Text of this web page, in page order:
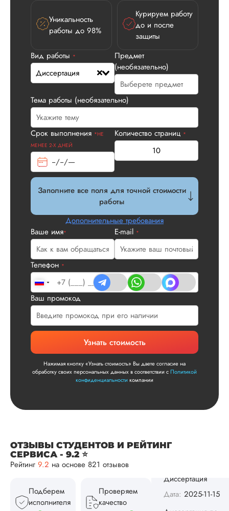
Уникальность
работы до 98%
Курируем работу
до и после
защиты
Вид работы *
Диссертация
Предмет
(необязательно)
Тема работы (необязательно)
Срок выполнения *НЕ
МЕНЕЕ 2-Х ДНЕЙ
Количество страниц *
Заполните все поля для точной стоимости
работы
Дополнительные требования
Ваше имя* E-mail *
Телефон *
Ваш промокод
Узнать стоимость
Нажимая кнопку «Узнать стоимость» Вы даете согласие на
обработку своих персональных данных в соответствии сПолитикой
конфиденциальностикомпании
ОТЗЫВЫ СТУДЕНТОВ И РЕЙТИНГ
СЕРВИСА - 9.2 ⭐
Рейтинг 9.2 на основе 821 отзывов
Подберем
исполнителя
Проверяем
качество
Диссертация
Дата:2026-05-21
У нас с другом
Нас полностью
устроила стоимость
услуги, наличие
официального
по структуре
плане. Научруки
не задалбывали,
и сказал...
улыбкой! Спасибо.
Ответ от
Сергей
Диссертация
Диссертация по
Понравилось, как
выполнили все
работы: сначала